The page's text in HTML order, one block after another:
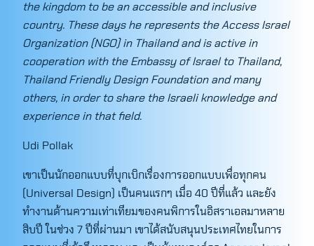
Search
the kingdom to be an accessible and inclusive
country. These days he represents the Access Israel
Organization (NGO) in Thailand and is active in
cooperation with the Embassy of Israel to Thailand,
Thailand Friendly Design Foundation and many
others, in order to share the Israeli knowledge and
experience in that field.
Udi Pollak
เขาเป็นนักออกแบบที่บุกเบิกเรื่องการออกแบบเพื่อทุกคน
(Universal Design) เป็นคนแรกๆ เมื่อ 40 ปีที่แล้ว และยัง
ทำงานด้านความเท่าเทียมของคนพิการในอิสราเอลมาหลาย
สิบปี ในช่วง 7 ปีที่ผ่านมา เขาได้สนับสนุนประเทศไทยในการ